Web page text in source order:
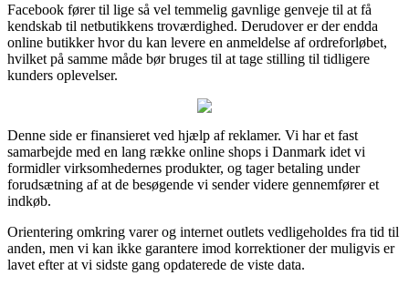
Facebook fører til lige så vel temmelig gavnlige genveje til at få
kendskab til netbutikkens troværdighed. Derudover er der endda
online butikker hvor du kan levere en anmeldelse af ordreforløbet,
hvilket på samme måde bør bruges til at tage stilling til tidligere
kunders oplevelser.
Denne side er finansieret ved hjælp af reklamer. Vi har et fast
samarbejde med en lang række online shops i Danmark idet vi
formidler virksomhedernes produkter, og tager betaling under
forudsætning af at de besøgende vi sender videre gennemfører et
indkøb.
Orientering omkring varer og internet outlets vedligeholdes fra tid til
anden, men vi kan ikke garantere imod korrektioner der muligvis er
lavet efter at vi sidste gang opdaterede de viste data.